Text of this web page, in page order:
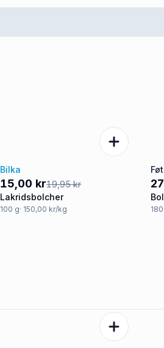
-25%
Bilka
15,00 kr19,95 kr
Lakridsbolcher
100 g· 150,00 kr/kg 180